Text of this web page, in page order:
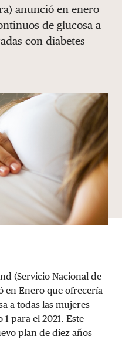
anunció en enero
de glucosa a
con diabetes
(Servicio Nacional de
en Enero que ofrecería
a todas las mujeres
para el 2021. Este
plan de diez años